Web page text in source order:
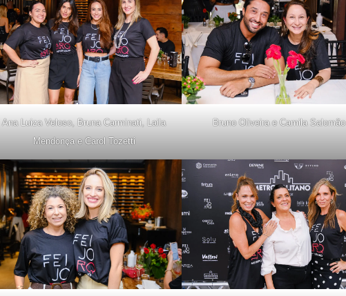
Ana Luiza Veloso, Bruna Carminati, Laila
Mendonça e Carol Tozetti
Bruno Oliveira e Camila Salomão